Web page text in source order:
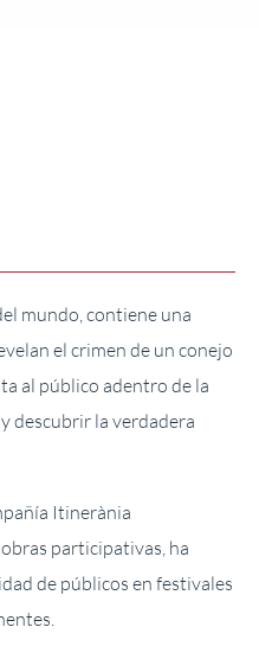
mundo, contiene una
el crimen de un conejo
al público adentro de la
descubrir la verdadera
Itinerània
participativas, ha
de públicos en festivales